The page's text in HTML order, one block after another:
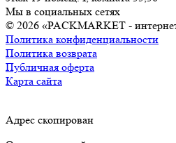
Мы в социальных сетях
© 2026 «PACKMARKET -
Политика конфиденциальности
Политика возврата
Публичная оферта
Карта сайта
Адрес скопирован